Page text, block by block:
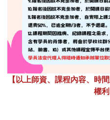
【以上師資、課程內容、時
權利